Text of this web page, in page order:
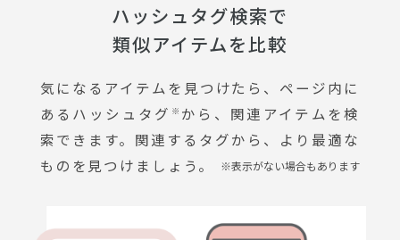
ハッシュタグ検索で
類似アイテムを比較
気になるアイテムを見つけたら、ページ内に
あるハッシュタグ ※ から、関連アイテムを検
索できます。関連するタグから、より最適な
ものを見つけましょう。
※表示がない場合もあります